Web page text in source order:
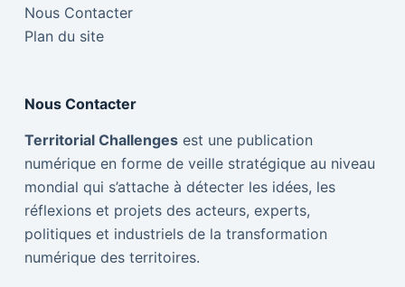
Nous Contacter
Plan du site
Nous Contacter
Territorial Challengesest une publication
numérique en forme de veille stratégique au niveau
mondial qui s’attache à détecter les idées, les
réflexions et projets des acteurs, experts,
politiques et industriels de la transformation
numérique des territoires.